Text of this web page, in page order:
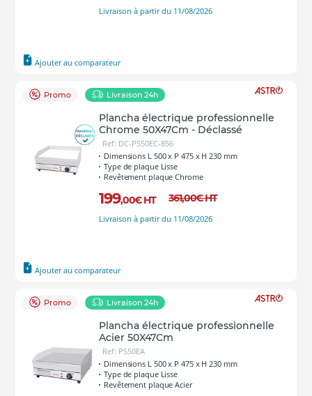
Livraison à partir du 11/08/2026
Ajouter au comparateur
Promo Livraison 24h
Plancha électrique professionnelle
Chrome 50X47Cm - Déclassé
Ref: DC-PS50EC-856
Dimensions L 500 x P 475 x H 230 mm
Type de plaque Lisse
Revêtement plaque Chrome
199,00€ HT 361,00€HT
Livraison à partir du 11/08/2026
Ajouter au comparateur
Promo Livraison 24h
Plancha électrique professionnelle
Acier 50X47Cm
Ref: PS50EA
Dimensions L 500 x P 475 x H 230 mm
Type de plaque Lisse
Revêtement plaque Acier